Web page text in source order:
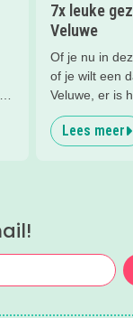
7x leuke
Veluwe
Of je nu in
of je wilt een
Veluwe, er is
zoveel te
Lees meer